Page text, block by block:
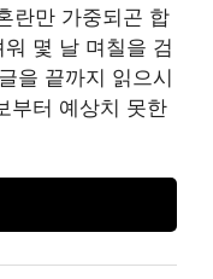
란만 가중되곤 합
몇 날 며칠을 검
을 끝까지 읽으시
부터 예상치 못한